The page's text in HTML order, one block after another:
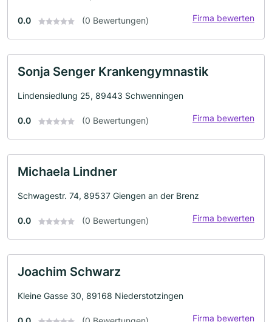
0.0 (0 Bewertungen) Firma bewerten
Sonja Senger Krankengymnastik
Lindensiedlung 25, 89443 Schwenningen
0.0 (0 Bewertungen) Firma bewerten
Michaela Lindner
Schwagestr. 74, 89537 Giengen an der Brenz
0.0 (0 Bewertungen) Firma bewerten
Joachim Schwarz
Kleine Gasse 30, 89168 Niederstotzingen
Firma bewerten